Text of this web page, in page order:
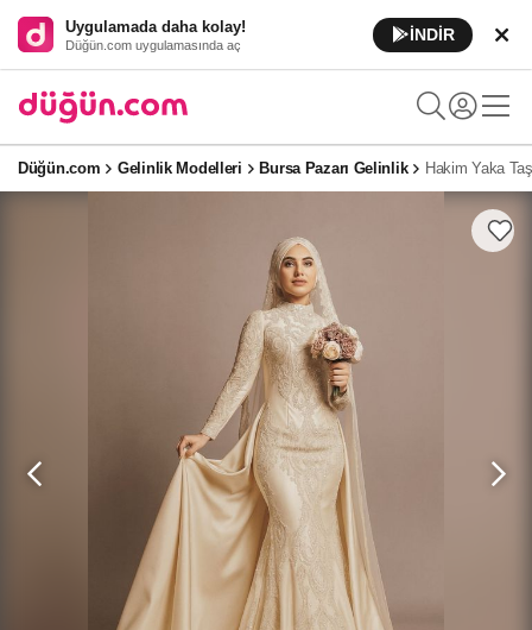
Uygulamada daha kolay!
Düğün.com uygulamasında aç
İNDİR
Düğün.com Gelinlik Modelleri Bursa Pazarı Gelinlik Hakim Yaka